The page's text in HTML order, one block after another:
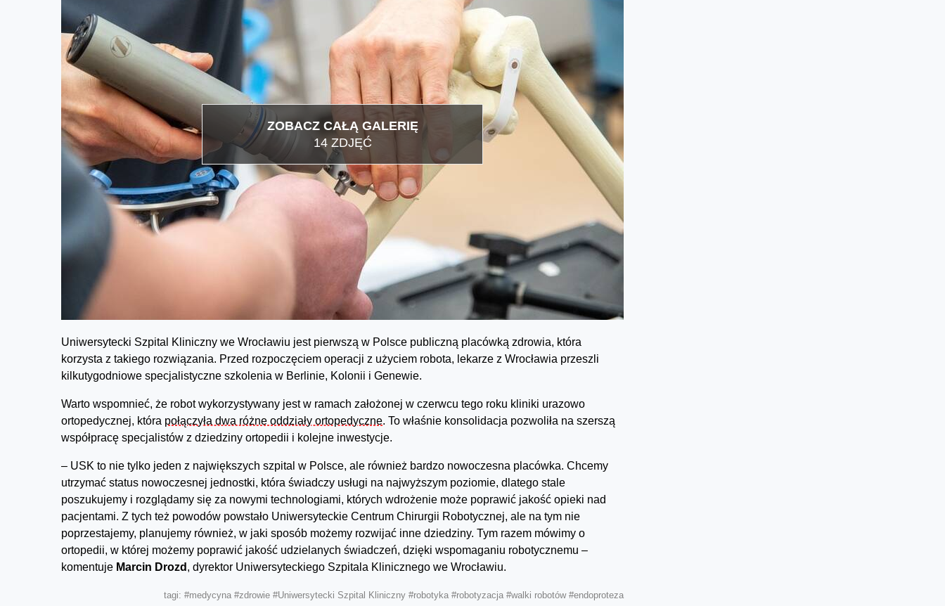
ZOBACZ CAŁĄ GALERIĘ
14 ZDJĘĆ
Uniwersytecki Szpital Kliniczny we Wrocławiu jest pierwszą w Polsce publiczną placówką zdrowia, która
korzysta z takiego rozwiązania. Przed rozpoczęciem operacji z użyciem robota, lekarze z Wrocławia przeszli
kilkutygodniowe specjalistyczne szkolenia w Berlinie, Kolonii i Genewie.
Warto wspomnieć, że robot wykorzystywany jest w ramach założonej w czerwcu tego roku kliniki urazowo
ortopedycznej, która połączyła dwa różne oddziały ortopedyczne. To właśnie konsolidacja pozwoliła na szerszą
współpracę specjalistów z dziedziny ortopedii i kolejne inwestycje.
– USK to nie tylko jeden z największych szpital w Polsce, ale również bardzo nowoczesna placówka. Chcemy
utrzymać status nowoczesnej jednostki, która świadczy usługi na najwyższym poziomie, dlatego stale
poszukujemy i rozglądamy się za nowymi technologiami, których wdrożenie może poprawić jakość opieki nad
pacjentami. Z tych też powodów powstało Uniwersyteckie Centrum Chirurgii Robotycznej, ale na tym nie
poprzestajemy, planujemy również, w jaki sposób możemy rozwijać inne dziedziny. Tym razem mówimy o
ortopedii, w której możemy poprawić jakość udzielanych świadczeń, dzięki wspomaganiu robotycznemu –
komentuje Marcin Drozd , dyrektor Uniwersyteckiego Szpitala Klinicznego we Wrocławiu.
tagi: #medycyna #zdrowie #Uniwersytecki Szpital Kliniczny #robotyka #robotyzacja #walki robotów #endoproteza